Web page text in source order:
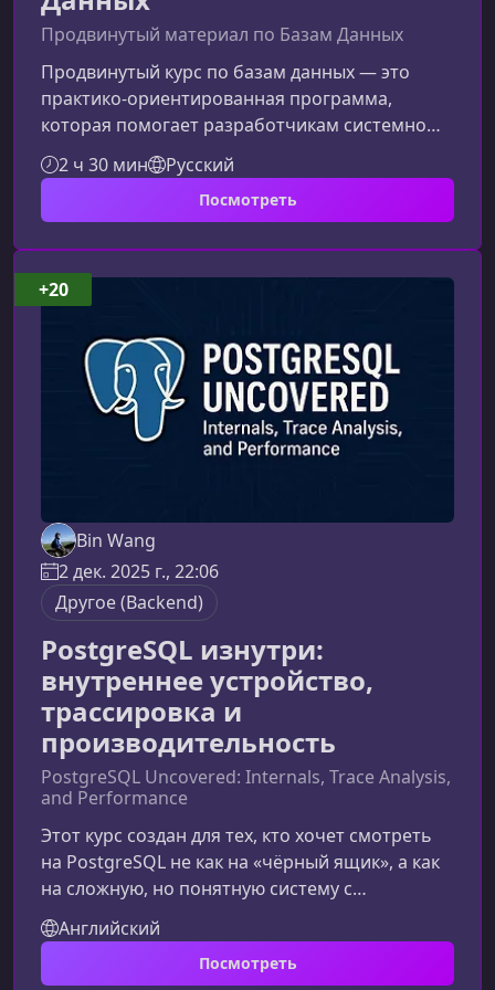
Продвинутый материал по Базам Данных
Продвинутый курс по базам данных — это
практико-ориентированная программа,
которая помогает разработчикам системно
изучить устройство современных СУБД,
освоить продвинутый SQL и уверенно
работать с данными в реальных проектах.
акцентирует внимание на понимании
принципов, что делает обучение полезным
как новичкам, так и опытным инженерам.Кому
подойдёт этот курсПрограмма рассчитана на
широкий круг специалистов
2 ч 30 мин Русский
Посмотреть
Bin Wang
2 дек. 2025 г., 22:06
Другое (Backend)
PostgreSQL изнутри:
внутреннее устройство,
трассировка и
производительность
PostgreSQL Uncovered: Internals, Trace Analysis,
and Performance
Этот курс создан для тех, кто хочет смотреть
на PostgreSQL не как на «чёрный ящик», а как
на сложную, но понятную систему с
предсказуемым поведением. Вы шаг за шагом
разберёте внутреннюю механику СУБД,
научитесь интерпретировать низкоуровневые
Английский
Посмотреть
+20